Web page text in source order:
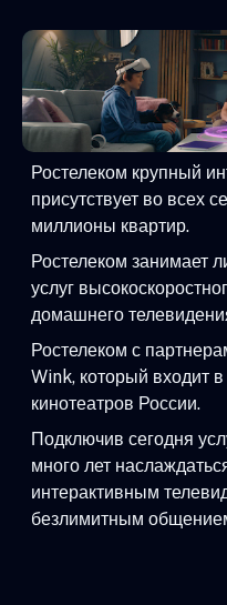
Ростелеком крупный
присутствует во всех
миллионы квартир.
Ростелеком занимает
услуг
домашнего
Ростелеком с
Wink, который входит
кинотеатров России.
Подключив сегодня
много лет
интерактивным
безлимитным